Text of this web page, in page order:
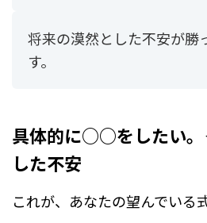
将来の漠然とした不安が勝
す。
具体的に○○をしたい。
した不安
これが、あなたの望んでいる